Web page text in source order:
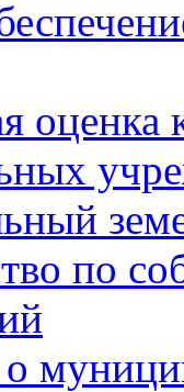
оценка
по